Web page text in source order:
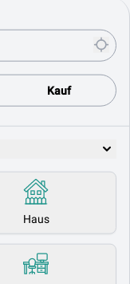
Kauf
Haus